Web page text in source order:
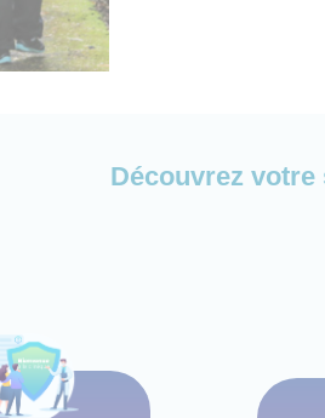
Découvrez